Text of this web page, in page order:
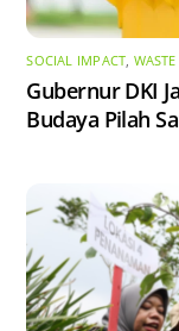
SOCIAL IMPACT, WASTE
Gubernur DKI
Budaya Pilah